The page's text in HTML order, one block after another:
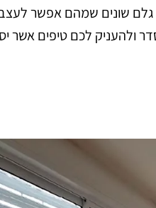
גלם שונים שמהם אפשר
ולהעניק לכם טיפים אשר